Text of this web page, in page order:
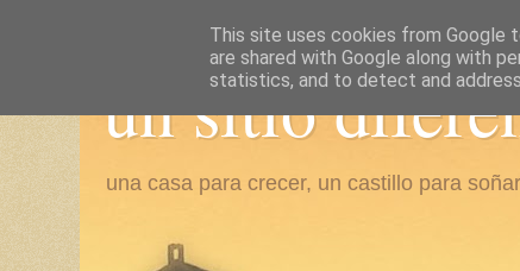
un sitio
una casa para crecer, un castillo para soñar
This site uses cookies from Google
are shared with Google along with
statistics, and to detect and